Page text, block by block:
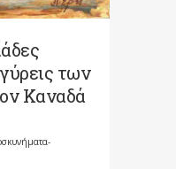
των
Καναδά